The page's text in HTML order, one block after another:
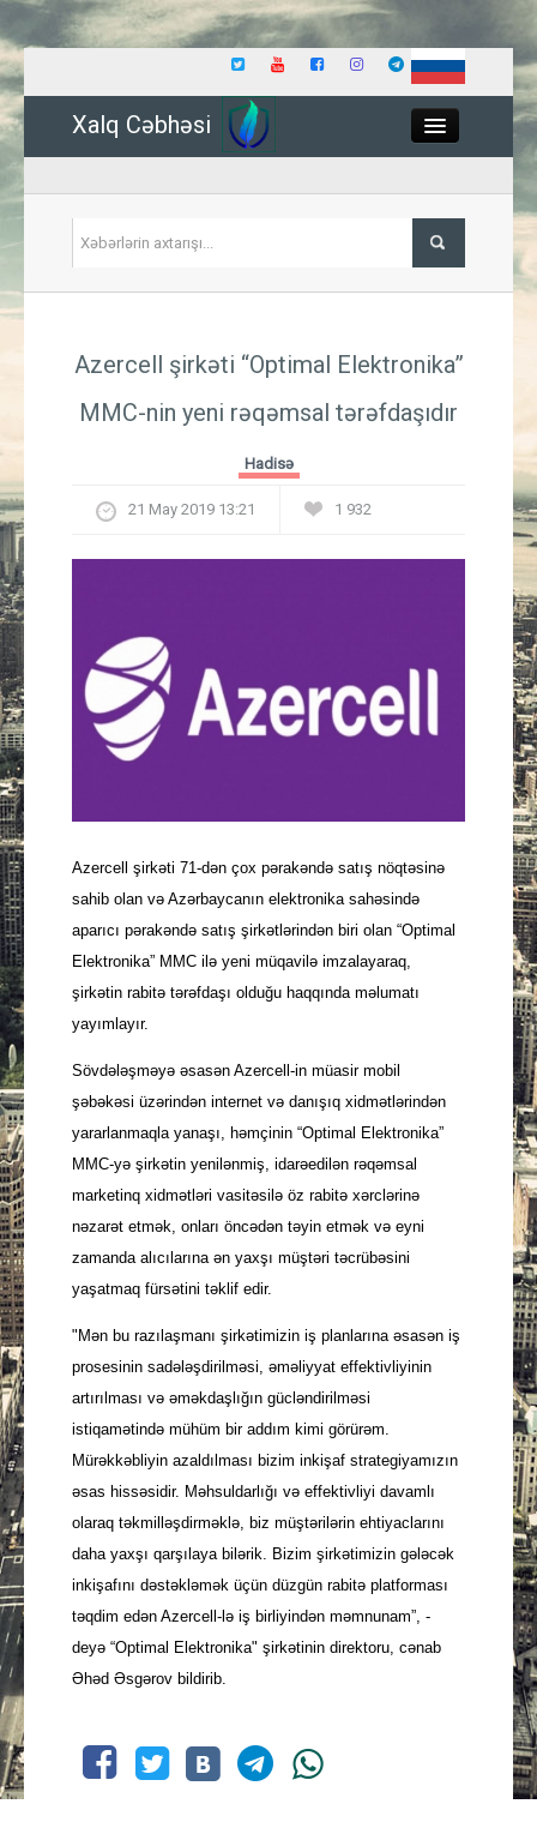
Xalq Cəbhəsi
İqtisadiyyat
Güney Azərbaycan
Müsahibə
Gündəm
Cəmiyyət
Peşə etikası
Azercell şirkəti “Optimal Elektronika”
MMC-nin yeni rəqəmsal tərəfdaşıdır
Hadisə
21 May 2019 13:21 1 932
Azercell şirkəti 71-dən çox pərakəndə satış nöqtəsinə
sahib olan və Azərbaycanın elektronika sahəsində
aparıcı pərakəndə satış şirkətlərindən biri olan “Optimal
Elektronika” MMC ilə yeni müqavilə imzalayaraq,
şirkətin rabitə tərəfdaşı olduğu haqqında məlumatı
yayımlayır.
Sövdələşməyə əsasən Azercell-in müasir mobil
şəbəkəsi üzərindən internet və danışıq xidmətlərindən
yararlanmaqla yanaşı, həmçinin “Optimal Elektronika”
MMC-yə şirkətin yenilənmiş, idarəedilən rəqəmsal
marketinq xidmətləri vasitəsilə öz rabitə xərclərinə
nəzarət etmək, onları öncədən təyin etmək və eyni
zamanda alıcılarına ən yaxşı müştəri təcrübəsini
yaşatmaq fürsətini təklif edir.
"Mən bu razılaşmanı şirkətimizin iş planlarına əsasən iş
prosesinin sadələşdirilməsi, əməliyyat effektivliyinin
artırılması və əməkdaşlığın gücləndirilməsi
istiqamətində mühüm bir addım kimi görürəm.
Mürəkkəbliyin azaldılması bizim inkişaf strategiyamızın
əsas hissəsidir. Məhsuldarlığı və effektivliyi davamlı
olaraq təkmilləşdirməklə, biz müştərilərin ehtiyaclarını
daha yaxşı qarşılaya bilərik. Bizim şirkətimizin gələcək
inkişafını dəstəkləmək üçün düzgün rabitə platforması
təqdim edən Azercell-lə iş birliyindən məmnunam”, -
deyə “Optimal Elektronika" şirkətinin direktoru, cənab
Əhəd Əsgərov bildirib.